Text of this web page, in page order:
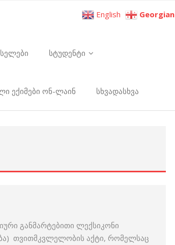
სტუდენტი
ექიმები ონ-ლაინ სხვადასხვა
განმარტებითი ლექსიკონი
თვითმკვლელობის აქტი, რომელსაც
English Georgian